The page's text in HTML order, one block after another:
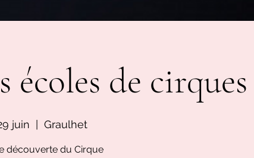
écoles de cirques
juin
  |
Graulhet
découverte du Cirque